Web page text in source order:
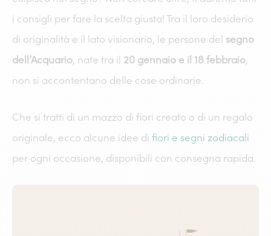
i consigli per fare la scelta giusta! Tra il loro desiderio
di originalità e il lato visionario, le persone del segno
dell’Acquario, nate tra il 20 gennaio e il 18 febbraio,
non si accontentano delle cose ordinarie.
Che si tratti di un mazzo di fiori creato o di un regalo
originale, ecco alcune idee di fiori e segni zodiacali
per ogni occasione, disponibili con consegna rapida.